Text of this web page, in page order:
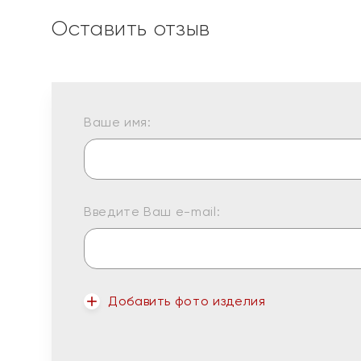
Оставить отзыв
Ваше имя:
Введите Ваш e-mail:
Добавить фото изделия